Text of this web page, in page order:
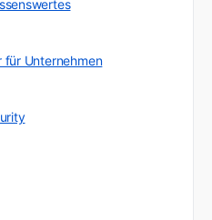
Unternehmen